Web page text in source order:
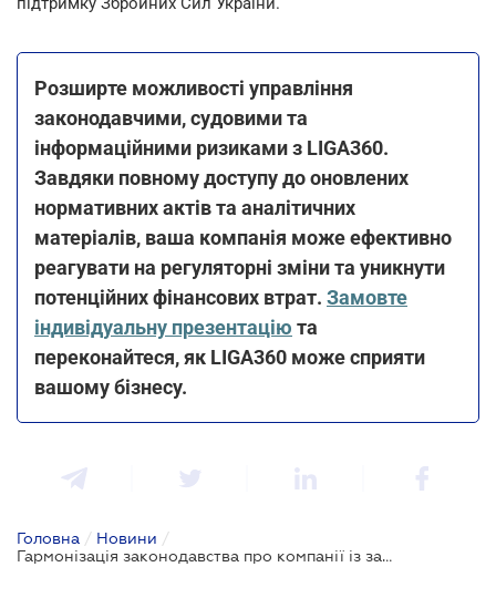
Розширте можливості управління
законодавчими, судовими та
інформаційними ризиками з LIGA360.
Завдяки повному доступу до оновлених
нормативних актів та аналітичних
матеріалів, ваша компанія може ефективно
реагувати на регуляторні зміни та уникнути
потенційних фінансових втрат. Замовте
індивідуальну презентацію та
переконайтеся, як LIGA360 може сприяти
вашому бізнесу.
Головна / Новини /
Гармонізація законодавства про компанії із законодавством ЄС - проєкт